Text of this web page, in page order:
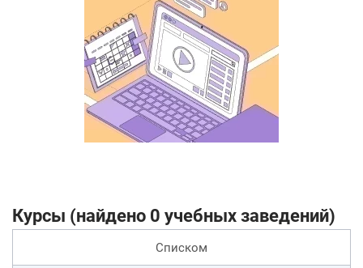
Курсы (найдено 0 учебных заведений)
Списком